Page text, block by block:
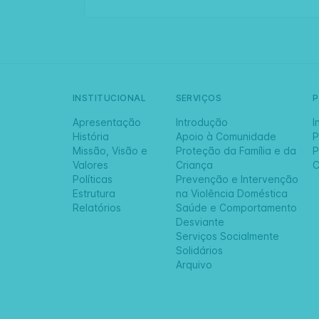
INSTITUCIONAL
Apresentação
História
Missão, Visão e
Valores
Políticas
Estrutura
Relatórios
SERVIÇOS
Introdução
Apoio à Comunidade
Proteção da Família e da
Criança
Prevenção e Intervenção
na Violência Doméstica
Saúde e Comportamento
Desviante
Serviços Socialmente
Solidários
Arquivo